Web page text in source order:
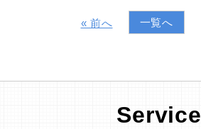
« 前へ 一覧へ
Service